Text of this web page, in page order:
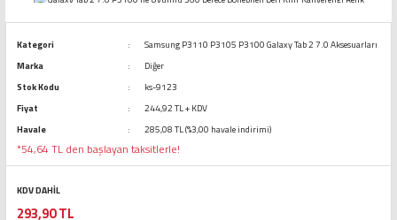
Kategori
Samsung P3110 P3105 P3100 Galaxy Tab 2 7.0 Aksesuarları
Marka
Diğer
Stok Kodu
ks-9123
Fiyat
244,92 TL + KDV
Havale
285,08 TL (%3,00 havale indirimi)
*54,64 TL den başlayan taksitlerle!
KDV DAHİL
293,90 TL